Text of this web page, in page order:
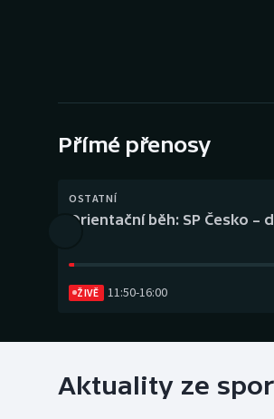
Přímé přenosy
OSTATNÍ
Orientační běh: SP Česko –
ŽIVĚ 11:50-16:00
Aktuality ze